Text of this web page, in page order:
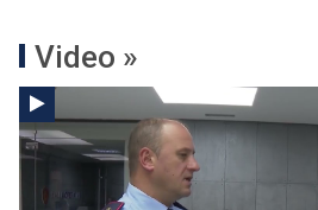
Video »